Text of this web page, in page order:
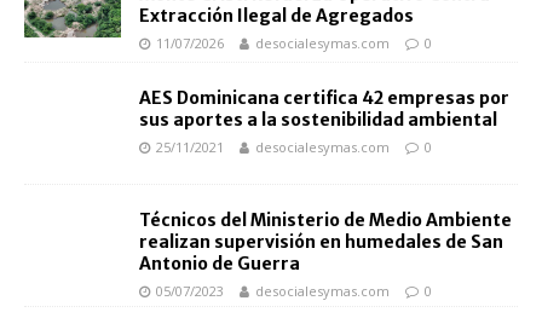
Extracción Ilegal de Agregados
11/07/2026 desocialesymas.com 0
AES Dominicana certifica 42 empresas por
sus aportes a la sostenibilidad ambiental
25/11/2021 desocialesymas.com 0
Técnicos del Ministerio de Medio Ambiente
realizan supervisión en humedales de San
Antonio de Guerra
05/07/2023 desocialesymas.com 0